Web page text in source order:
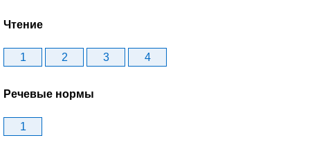
Чтение
1 2 3 4
Речевые нормы
1